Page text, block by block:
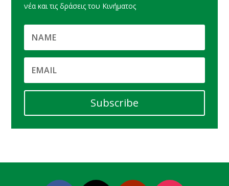
νέα και τις δράσεις του Κινήματος
Subscribe